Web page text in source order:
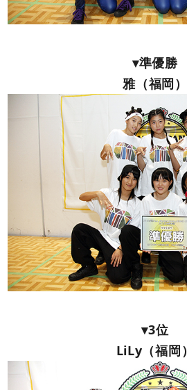
▾準優勝
雅（福岡）
▾3位
LiLy（福岡）